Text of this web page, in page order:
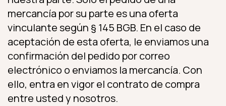
mercancía por su parte es una oferta
vinculante según § 145 BGB. En el caso de
aceptación de esta oferta, le enviamos una
confirmación del pedido por correo
electrónico o enviamos la mercancía. Con
ello, entra en vigor el contrato de compra
entre usted y nosotros.